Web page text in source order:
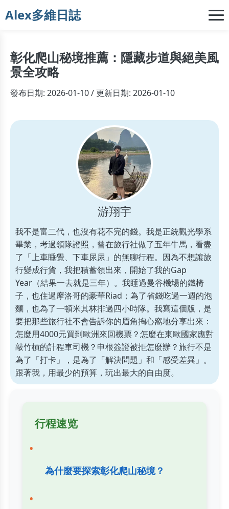
Alex多維日誌
彰化爬山秘境推薦：隱藏步道與絕美風
景全攻略
發布日期: 2026-01-10 / 更新日期: 2026-01-10
游翔宇
我不是富二代，也沒有花不完的錢。我是正統觀光學系
畢業，考過領隊證照，曾在旅行社做了五年牛馬，看盡
了「上車睡覺、下車尿尿」的無聊行程。因為不想讓旅
行變成行貨，我把積蓄領出來，開始了我的Gap
Year（結果一去就是三年）。我睡過曼谷機場的鐵椅
子，也住過摩洛哥的豪華Riad；為了省錢吃過一週的泡
麵，也為了一頓米其林排過四小時隊。我寫這個版，是
要把那些旅行社不會告訴你的眉角掏心窩地分享出來：
怎麼用4000元買到歐洲來回機票？怎麼在東歐國家應對
敲竹槓的計程車司機？申根簽證被拒怎麼辦？旅行不是
為了「打卡」，是為了「解決問題」和「感受差異」。
跟著我，用最少的預算，玩出最大的自由度。
行程速览
為什麼要探索彰化爬山秘境？